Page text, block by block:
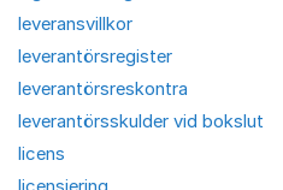
leveransvillkor
leverantörsregister
leverantörsreskontra
leverantörsskulder vid bokslut
licens